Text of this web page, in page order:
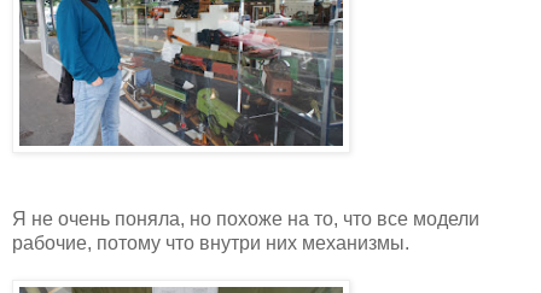
Я не очень поняла, но похоже на то, что все модели
рабочие, потому что внутри них механизмы.